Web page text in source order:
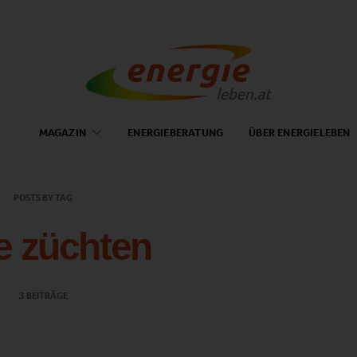
MAGAZIN ENERGIEBERATUNG ÜBER ENERGIELEBEN
POSTS BY TAG
züchten
3 BEITRÄGE